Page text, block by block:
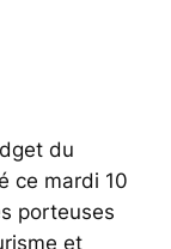
du
ce mardi 10
porteuses
et